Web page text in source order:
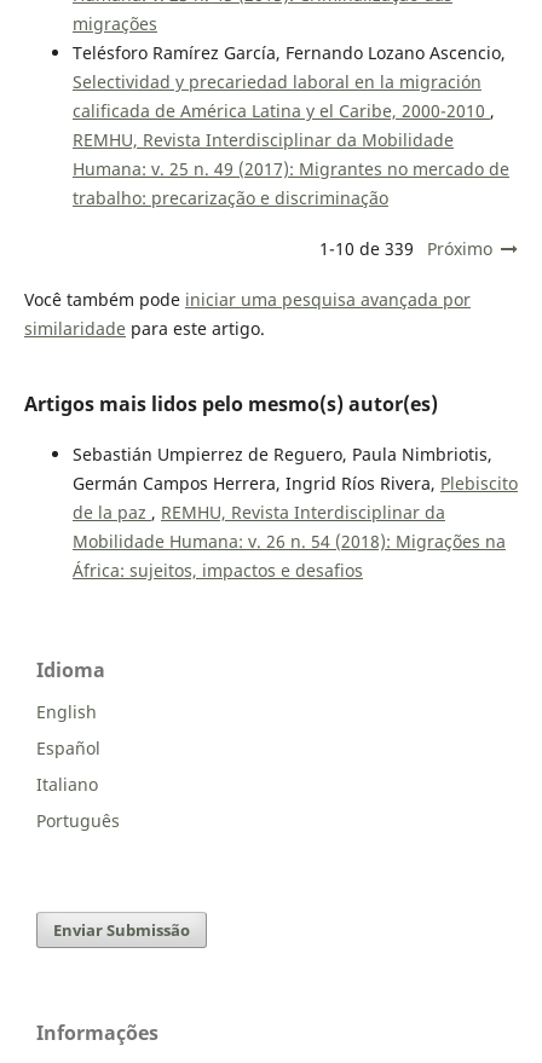
migrações
Telésforo Ramírez García, Fernando Lozano Ascencio,
Selectividad y precariedad laboral en la migración
calificada de América Latina y el Caribe, 2000-2010 ,
REMHU, Revista Interdisciplinar da Mobilidade
Humana: v. 25 n. 49 (2017): Migrantes no mercado de
trabalho: precarização e discriminação
1-10 de 339 Próximo
Você também pode iniciar uma pesquisa avançada por
similaridadepara este artigo.
Artigos mais lidos pelo mesmo(s) autor(es)
Sebastián Umpierrez de Reguero, Paula Nimbriotis,
Germán Campos Herrera, Ingrid Ríos Rivera, Plebiscito
de la paz , REMHU, Revista Interdisciplinar da
Mobilidade Humana: v. 26 n. 54 (2018): Migrações na
África: sujeitos, impactos e desafios
Idioma
English
Español
Italiano
Português
Enviar Submissão
Informações